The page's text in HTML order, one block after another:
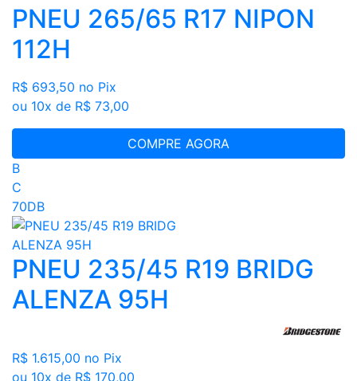
PNEU 265/65 R17 NIPON
112H
R$ 693,50 no Pix
ou 10x de R$ 73,00
COMPRE AGORA
B
C
70DB
PNEU 235/45 R19 BRIDG
ALENZA 95H
R$ 1.615,00 no Pix
ou 10x de R$ 170,00